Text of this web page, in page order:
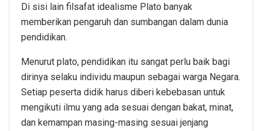
Di sisi lain filsafat idealisme Plato banyak
memberikan pengaruh dan sumbangan dalam dunia
pendidikan.
Menurut plato, pendidikan itu sangat perlu baik bagi
dirinya selaku individu maupun sebagai warga Negara.
Setiap peserta didik harus diberi kebebasan untuk
mengikuti ilmu yang ada sesuai dengan bakat, minat,
dan kemampan masing-masing sesuai jenjang